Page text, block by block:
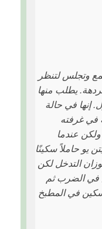
وتجلس لتنظر
يطلب منها
إنها في حالة
في غرفته
ولكن عندما
يو حاملاً سكينًا
التدخل لكن
في الضرب ثم
في المطبخ